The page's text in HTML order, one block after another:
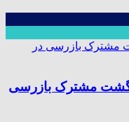
مشترک بازرسی